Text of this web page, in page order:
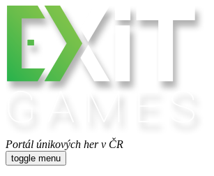
Portál únikových her v ČR
toggle menu